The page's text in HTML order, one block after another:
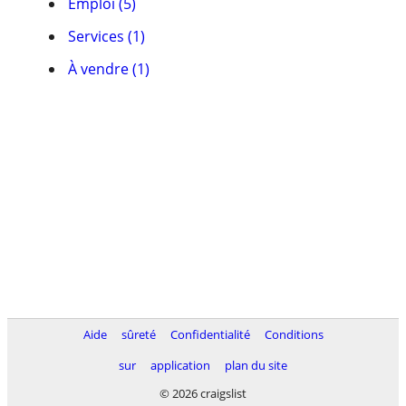
Services (1)
À vendre (1)
Aide sûreté Confidentialité
Conditions
sur
application
plan du site
© 2026 craigslist